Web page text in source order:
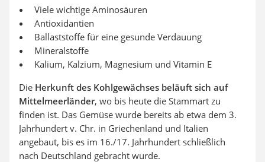
Viele wichtige Aminosäuren
Antioxidantien
Ballaststoffe für eine gesunde Verdauung
Mineralstoffe
Kalium, Kalzium, Magnesium und Vitamin E
Die Herkunft des Kohlgewächses beläuft sich auf
Mittelmeerländer, wo bis heute die Stammart zu
finden ist. Das Gemüse wurde bereits ab etwa dem 3.
Jahrhundert v. Chr. in Griechenland und Italien
angebaut, bis es im 16./17. Jahrhundert schließlich
nach Deutschland gebracht wurde.